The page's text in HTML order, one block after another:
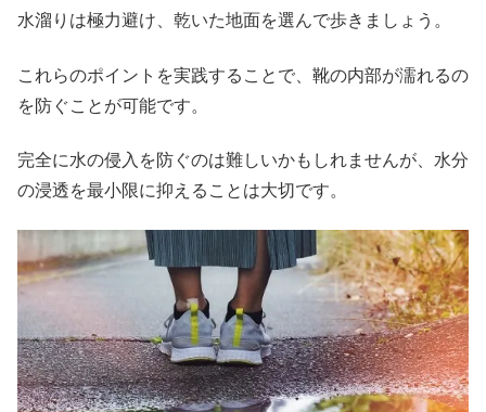
水溜りは極力避け、乾いた地面を選んで歩きましょう。
これらのポイントを実践することで、靴の内部が濡れるの
を防ぐことが可能です。
完全に水の侵入を防ぐのは難しいかもしれませんが、水分
の浸透を最小限に抑えることは大切です。